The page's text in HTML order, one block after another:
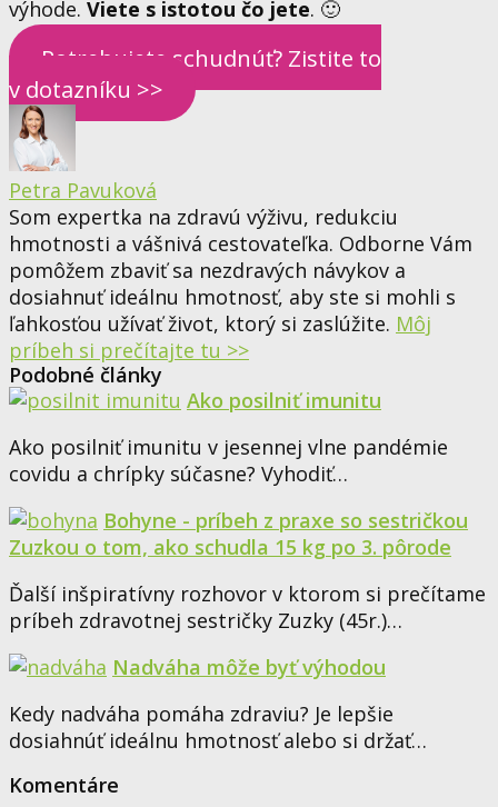
výhode. Viete s istotou čo jete. 🙂
Potrebujete schudnúť? Zistite to
v dotazníku >>
Petra Pavuková
Som expertka na zdravú výživu, redukciu
hmotnosti a vášnivá cestovateľka. Odborne Vám
pomôžem zbaviť sa nezdravých návykov a
dosiahnuť ideálnu hmotnosť, aby ste si mohli s
ľahkosťou užívať život, ktorý si zaslúžite. Môj
príbeh si prečítajte tu >>
Podobné články
Ako posilniť imunitu
Ako posilniť imunitu v jesennej vlne pandémie
covidu a chrípky súčasne? Vyhodiť…
Bohyne - príbeh z praxe so sestričkou
Zuzkou o tom, ako schudla 15 kg po 3. pôrode
Ďalší inšpiratívny rozhovor v ktorom si prečítame
príbeh zdravotnej sestričky Zuzky (45r.)…
Nadváha môže byť výhodou
Kedy nadváha pomáha zdraviu? Je lepšie
dosiahnúť ideálnu hmotnosť alebo si držať…
Komentáre